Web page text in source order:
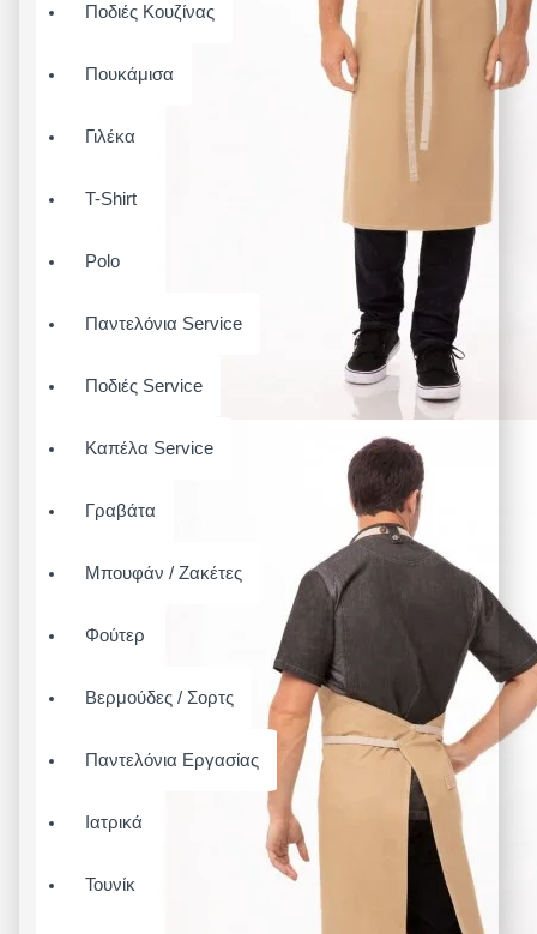
Ποδιές Κουζίνας
Πουκάμισα
Γιλέκα
T-Shirt
Polo
Παντελόνια Service
Ποδιές Service
Καπέλα Service
Γραβάτα
Μπουφάν / Ζακέτες
Φούτερ
Βερμούδες / Σορτς
Παντελόνια Εργασίας
Ιατρικά
Τουνίκ